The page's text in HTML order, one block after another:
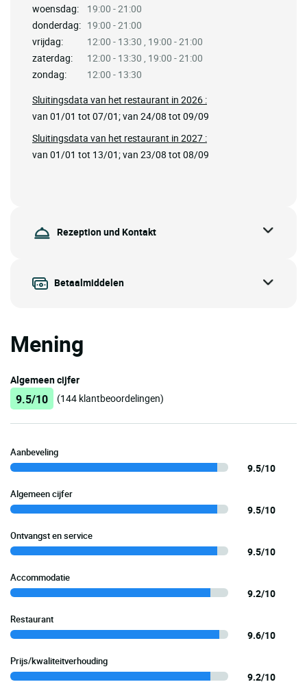
woensdag:
19:00 - 21:00
donderdag: 19:00 - 21:00
vrijdag:
12:00 - 13:30 , 19:00 - 21:00
zaterdag:
12:00 - 13:30 , 19:00 - 21:00
zondag:
12:00 - 13:30
Sluitingsdata van het restaurant in 2026 :
van 01/01 tot 07/01; van 24/08 tot 09/09
Sluitingsdata van het restaurant in 2027 :
van 01/01 tot 13/01; van 23/08 tot 08/09
Rezeption und Kontakt
Betaalmiddelen
Mening
Algemeen cijfer
9.5/10 (144 klantbeoordelingen)
Aanbeveling
9.5/10
Algemeen cijfer
9.5/10
Ontvangst en service
9.5/10
Accommodatie
9.2/10
Restaurant
9.6/10
Prijs/kwaliteitverhouding
9.2/10